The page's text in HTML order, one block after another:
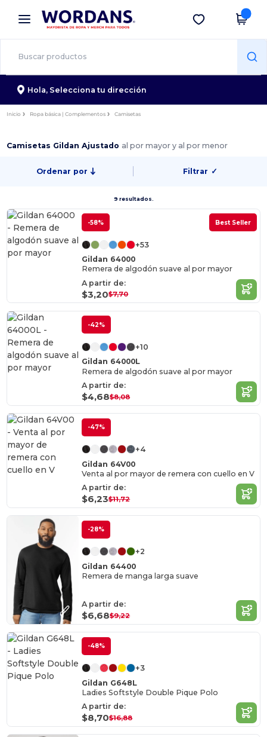
× App de Wordans
¡Mejores precios en app!
Descargar app
Hola, Selecciona tu dirección
Inicio Ropa básica | Complementos Camisetas
Camisetas Gildan Ajustado al por mayor y al por menor
Ordenar por Filtrar ✓
9 resultados.
-58% Best Seller
+53
Gildan 64000
Remera de algodón suave al por mayor
A partir de:
$3,20$7,70
-42%
+10
Gildan 64000L
Remera de algodón suave al por mayor
A partir de:
$4,68$8,08
-47%
+4
Gildan 64V00
Venta al por mayor de remera con cuello en V
A partir de:
$6,23$11,72
-28%
+2
Gildan 64400
Remera de manga larga suave
A partir de:
$6,68$9,22
-48%
+3
Gildan G648L
Ladies Softstyle Double Pique Polo
A partir de:
$8,70$16,88